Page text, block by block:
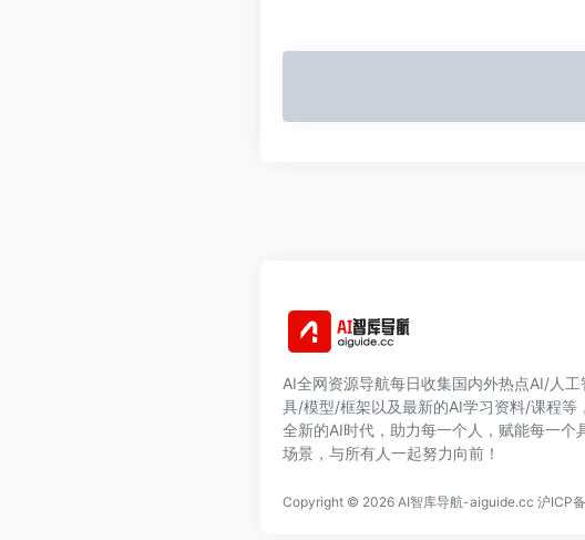
AI全网资源导航每日收集国内外热点AI/人工
具/模型/框架以及最新的AI学习资料/课程等
全新的AI时代，助力每一个人，赋能每一个
场景，与所有人一起努力向前！
Copyright © 2026 AI智库导航-aiguide.cc 沪ICP